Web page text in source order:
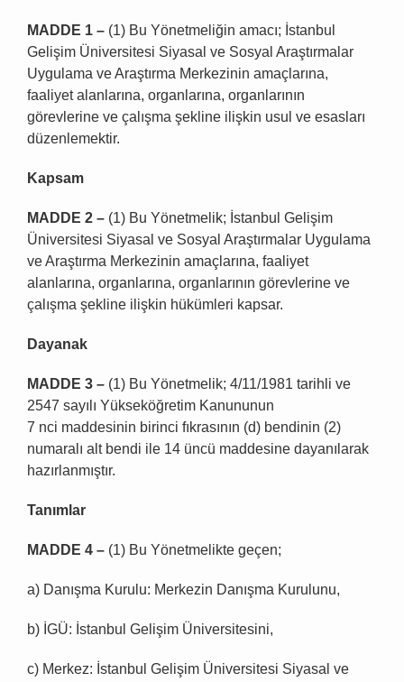
MADDE 1 – (1) Bu Yönetmeliğin amacı; İstanbul
Gelişim Üniversitesi Siyasal ve Sosyal Araştırmalar
Uygulama ve Araştırma Merkezinin amaçlarına,
faaliyet alanlarına, organlarına, organlarının
görevlerine ve çalışma şekline ilişkin usul ve esasları
düzenlemektir.
Kapsam
MADDE 2 – (1) Bu Yönetmelik; İstanbul Gelişim
Üniversitesi Siyasal ve Sosyal Araştırmalar Uygulama
ve Araştırma Merkezinin amaçlarına, faaliyet
alanlarına, organlarına, organlarının görevlerine ve
çalışma şekline ilişkin hükümleri kapsar.
Dayanak
MADDE 3 – (1) Bu Yönetmelik; 4/11/1981 tarihli ve
2547 sayılı Yükseköğretim Kanununun
7 nci maddesinin birinci fıkrasının (d) bendinin (2)
numaralı alt bendi ile 14 üncü maddesine dayanılarak
hazırlanmıştır.
Tanımlar
MADDE 4 – (1) Bu Yönetmelikte geçen;
a) Danışma Kurulu: Merkezin Danışma Kurulunu,
b) İGÜ: İstanbul Gelişim Üniversitesini,
c) Merkez: İstanbul Gelişim Üniversitesi Siyasal ve